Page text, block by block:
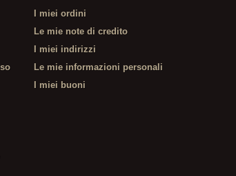
I miei ordini
Le mie note di credito
I miei indirizzi
Le mie informazioni personali
I miei buoni